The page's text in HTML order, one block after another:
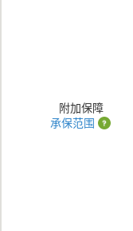
附加保障
承保范围